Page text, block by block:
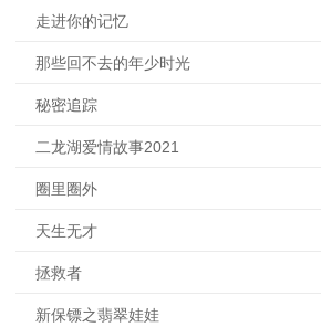
走进你的记忆
那些回不去的年少时光
秘密追踪
二龙湖爱情故事2021
圈里圈外
天生无才
拯救者
新保镖之翡翠娃娃